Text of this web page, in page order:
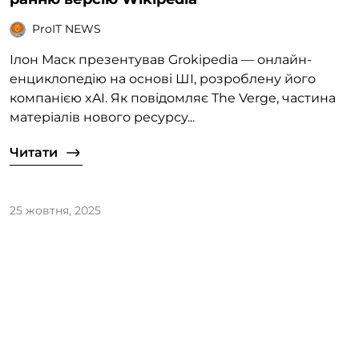
ProIT NEWS
Ілон Маск презентував Grokipedia — онлайн-
енциклопедію на основі ШІ, розроблену його
компанією xAI. Як повідомляє The Verge, частина
матеріалів нового ресурсу...
Читати
25 жовтня, 2025